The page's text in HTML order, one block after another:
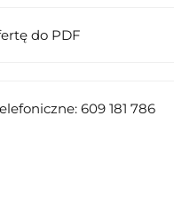
do PDF
609 181 786